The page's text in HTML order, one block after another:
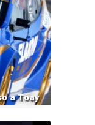
a Toay